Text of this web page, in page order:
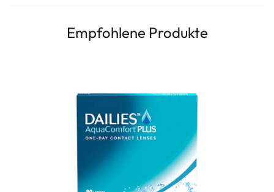
Empfohlene Produkte